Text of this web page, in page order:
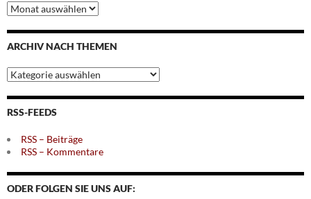
Archiv
nach
Monaten
ARCHIV NACH THEMEN
Archiv
nach
Themen
RSS-FEEDS
RSS – Beiträge
RSS – Kommentare
ODER FOLGEN SIE UNS AUF: